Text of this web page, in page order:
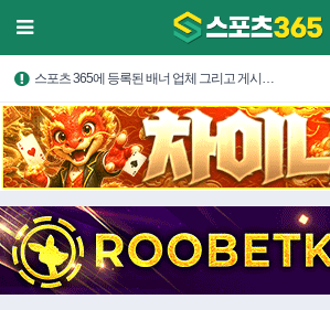
스포츠 365에 등록된 배너 업체 그리고 게시…